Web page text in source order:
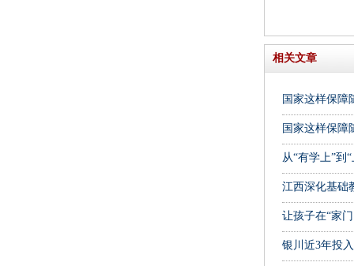
相关文章
国家这样保障
国家这样保障
从“有学上”
江西深化基础
让孩子在“家
银川近3年投